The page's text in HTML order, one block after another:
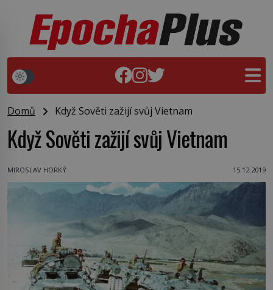
Domů Když Sověti zažijí svůj Vietnam
Když Sověti zažijí svůj Vietnam
MIROSLAV HORKÝ 15.12.2019